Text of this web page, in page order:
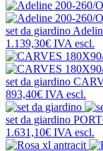
set da giardino
1.139,30€ IVA escl.
set da giardino
893,40€ IVA escl.
set da giardino
1.631,10€ IVA escl.